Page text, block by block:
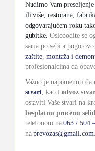
Nudimo Vam
ili više, restorana,
odgovarajućem roku
gubitke. Oslobodite se
sama po sebi a
zaštite montaža i
profesionalcima da
Važno je napomenuti da
stvari , kao i odvoz
ostaviti Vaše stvari na
besplatnu procenu
telefonom na 063 / 504
na prevozas@gmail.com